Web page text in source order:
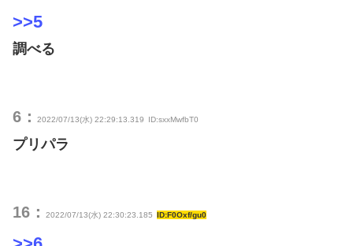
>>5
調べる
6： 2022/07/13(水) 22:29:13.319 ID:sxxMwfbT0
プリパラ
16： 2022/07/13(水) 22:30:23.185 ID:F0Oxf/gu0